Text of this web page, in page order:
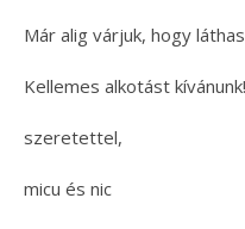
Már alig várjuk, hogy
Kellemes alkotást kívánunk!
szeretettel,
micu és nic